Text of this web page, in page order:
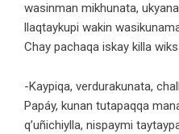
wasinman mikhunata,
llaqtaykupi wakin
Chay pachaqa iskay killa
-Kaypiqa, verdurakunata,
Papáy, kunan tutapaqqa
q’uñichiylla, nispaymi